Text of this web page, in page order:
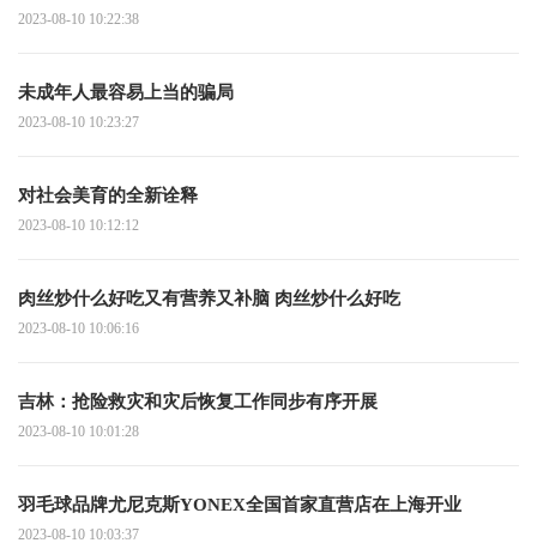
2023-08-10 10:22:38
未成年人最容易上当的骗局
2023-08-10 10:23:27
对社会美育的全新诠释
2023-08-10 10:12:12
肉丝炒什么好吃又有营养又补脑 肉丝炒什么好吃
2023-08-10 10:06:16
吉林：抢险救灾和灾后恢复工作同步有序开展
2023-08-10 10:01:28
羽毛球品牌尤尼克斯YONEX全国首家直营店在上海开业
2023-08-10 10:03:37